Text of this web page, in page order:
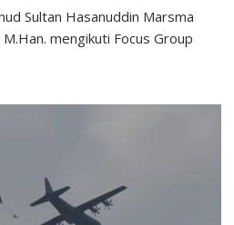
Sultan Hasanuddin Marsma
mengikuti Focus Group